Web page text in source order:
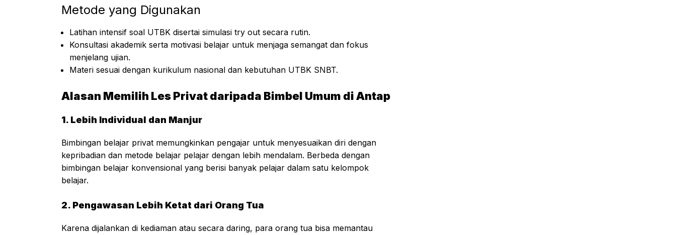
Metode yang Digunakan
Latihan intensif soal UTBK disertai simulasi try out secara rutin.
Konsultasi akademik serta motivasi belajar untuk menjaga semangat dan fokus
menjelang ujian.
Materi sesuai dengan kurikulum nasional dan kebutuhan UTBK SNBT.
Alasan Memilih Les Privat daripada Bimbel Umum di Antap
1. Lebih Individual dan Manjur
Bimbingan belajar privat memungkinkan pengajar untuk menyesuaikan diri dengan
kepribadian dan metode belajar pelajar dengan lebih mendalam. Berbeda dengan
bimbingan belajar konvensional yang berisi banyak pelajar dalam satu kelompok
belajar.
2. Pengawasan Lebih Ketat dari Orang Tua
Karena dijalankan di kediaman atau secara daring, para orang tua bisa memantau